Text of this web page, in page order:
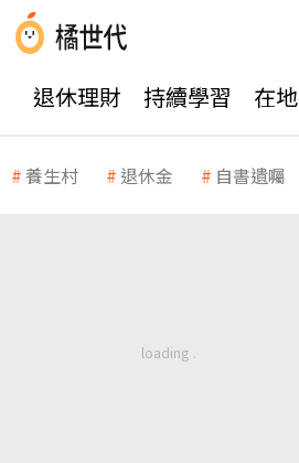
退休理財 持續學習 在
養生村 退休金 自書遺囑